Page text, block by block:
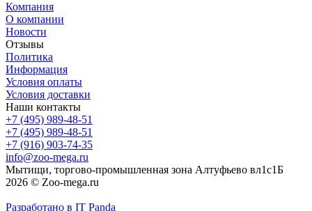
Компания
О компании
Новости
Отзывы
Политика
Информация
Условия оплаты
Условия доставки
Наши контакты
+7 (495) 989-48-51
+7 (495) 989-48-51
+7 (916) 903-74-35
info@zoo-mega.ru
Мытищи, торгово-промышленная зона Алтуфьево вл1с1Б
2026 © Zoo-mega.ru
Разработано в IT Panda